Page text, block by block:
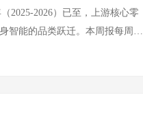
需求涌现，WAIC 2026现场展示
年 ⚠️ 供需紧张 灵巧手零部件
变明显 高通表态：智能体之年
2025-2026）已至，上游核心零
智能的品类跃迁。本周报每周系
态。 本期特别关注：绿的谐波
人形机器人增量预期2027年释